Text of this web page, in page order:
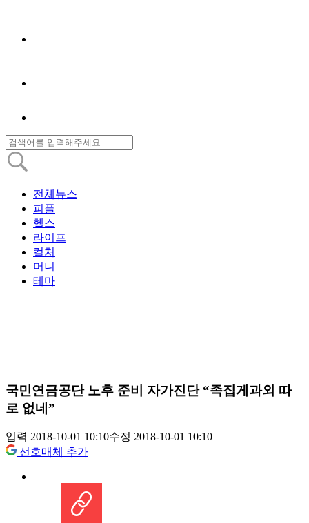
전체뉴스
피플
헬스
라이프
컬처
머니
테마
국민연금공단 노후 준비 자가진단 “족집게과외 따
로 없네”
입력 2018-10-01 10:10수정 2018-10-01 10:10
선호매체 추가